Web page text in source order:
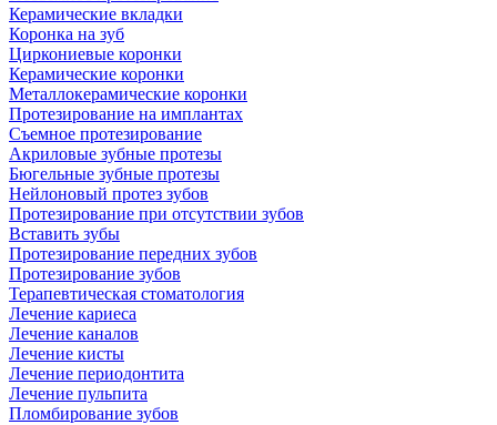
Керамические вкладки
Коронка на зуб
Циркониевые коронки
Керамические коронки
Металлокерамические коронки
Протезирование на имплантах
Съемное протезирование
Акриловые зубные протезы
Бюгельные зубные протезы
Нейлоновый протез зубов
Протезирование при отсутствии зубов
Вставить зубы
Протезирование передних зубов
Протезирование зубов
Терапевтическая стоматология
Лечение кариеса
Лечение каналов
Лечение кисты
Лечение периодонтита
Лечение пульпита
Пломбирование зубов